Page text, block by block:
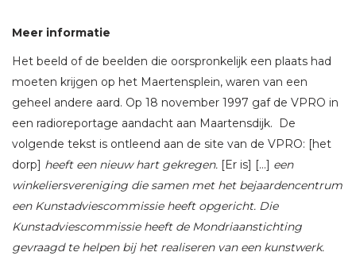
Meer informatie
Het beeld of de beelden die oorspronkelijk een plaats had
moeten krijgen op het Maertensplein, waren van een
geheel andere aard. Op 18 november 1997 gaf de VPRO in
een radioreportage aandacht aan Maartensdijk. De
volgende tekst is ontleend aan de site van de VPRO: [het
dorp] heeft een nieuw hart gekregen. [Er is] […] een
winkeliersvereniging die samen met het bejaardencentrum
een Kunstadviescommissie heeft opgericht. Die
Kunstadviescommissie heeft de Mondriaanstichting
gevraagd te helpen bij het realiseren van een kunstwerk.